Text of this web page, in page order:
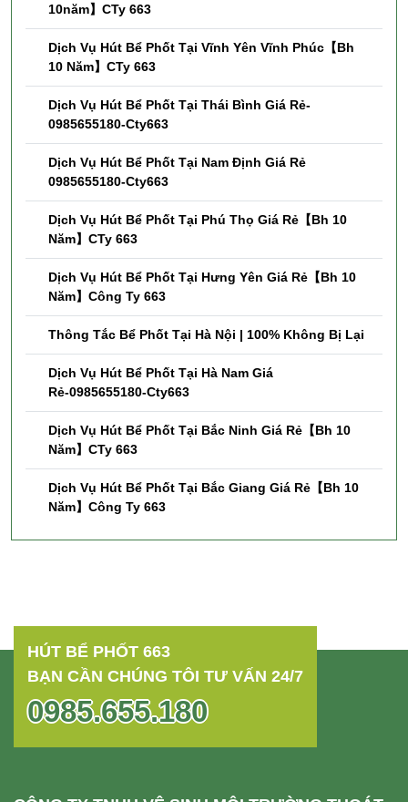
10năm】CTy 663
Dịch Vụ Hút Bể Phốt Tại Vĩnh Yên Vĩnh Phúc【Bh
10 Năm】CTy 663
Dịch Vụ Hút Bể Phốt Tại Thái Bình Giá Rẻ-
0985655180-Cty663
Dịch Vụ Hút Bể Phốt Tại Nam Định Giá Rẻ
0985655180-Cty663
Dịch Vụ Hút Bể Phốt Tại Phú Thọ Giá Rẻ【Bh 10
Năm】CTy 663
Dịch Vụ Hút Bể Phốt Tại Hưng Yên Giá Rẻ【Bh 10
Năm】Công Ty 663
Thông Tắc Bể Phốt Tại Hà Nội | 100% Không Bị Lại
Dịch Vụ Hút Bể Phốt Tại Hà Nam Giá
Rẻ-0985655180-Cty663
Dịch Vụ Hút Bể Phốt Tại Bắc Ninh Giá Rẻ【Bh 10
Năm】CTy 663
Dịch Vụ Hút Bể Phốt Tại Bắc Giang Giá Rẻ【Bh 10
Năm】Công Ty 663
HÚT BỂ PHỐT 663
BẠN CẦN CHÚNG TÔI TƯ VẤN 24/7
0985.655.180